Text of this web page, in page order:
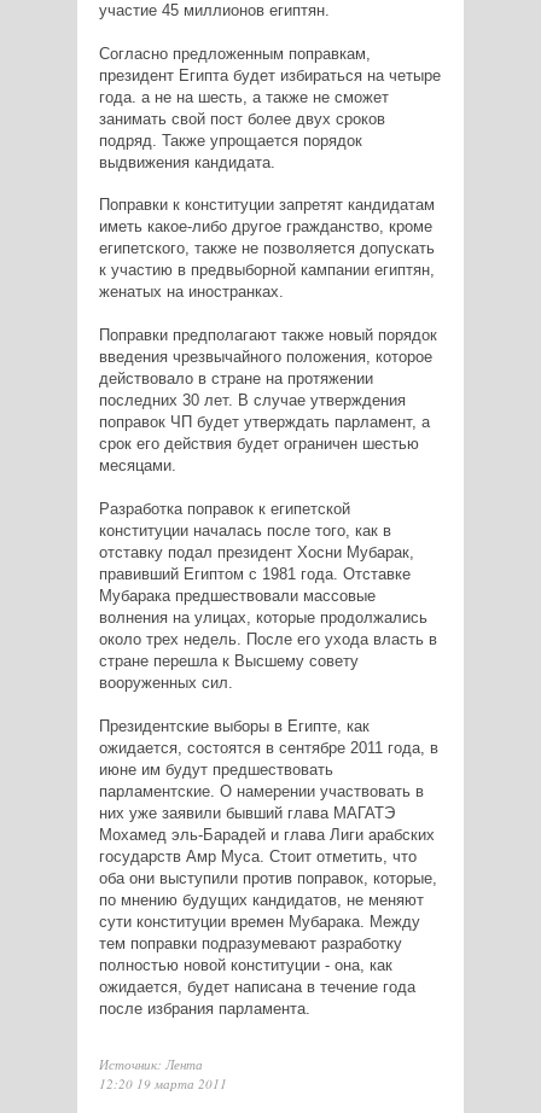
участие 45 миллионов египтян.
Согласно предложенным поправкам,
президент Египта будет избираться на четыре
года. а не на шесть, а также не сможет
занимать свой пост более двух сроков
подряд. Также упрощается порядок
выдвижения кандидата.
Поправки к конституции запретят кандидатам
иметь какое-либо другое гражданство, кроме
египетского, также не позволяется допускать
к участию в предвыборной кампании египтян,
женатых на иностранках.
Поправки предполагают также новый порядок
введения чрезвычайного положения, которое
действовало в стране на протяжении
последних 30 лет. В случае утверждения
поправок ЧП будет утверждать парламент, а
срок его действия будет ограничен шестью
месяцами.
Разработка поправок к египетской
конституции началась после того, как в
отставку подал президент Хосни Мубарак,
правивший Египтом с 1981 года. Отставке
Мубарака предшествовали массовые
волнения на улицах, которые продолжались
около трех недель. После его ухода власть в
стране перешла к Высшему совету
вооруженных сил.
Президентские выборы в Египте, как
ожидается, состоятся в сентябре 2011 года, в
июне им будут предшествовать
парламентские. О намерении участвовать в
них уже заявили бывший глава МАГАТЭ
Мохамед эль-Барадей и глава Лиги арабских
государств Амр Муса. Стоит отметить, что
оба они выступили против поправок, которые,
по мнению будущих кандидатов, не меняют
сути конституции времен Мубарака. Между
тем поправки подразумевают разработку
полностью новой конституции - она, как
ожидается, будет написана в течение года
после избрания парламента.
Источник: Лента
12:20 19 марта 2011